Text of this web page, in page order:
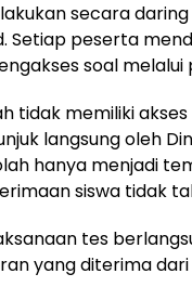
secara
Setiap peserta
soal
tidak memiliki
langsung oleh
hanya menjadi
siswa tidak
tes
yang diterima